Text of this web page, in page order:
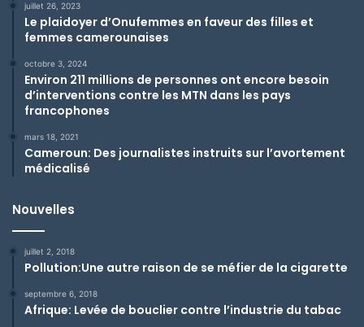
juillet 26, 2023
Le plaidoyer d’Onufemmes en faveur des filles et
femmes camerounaises
octobre 3, 2024
Environ 211 millions de personnes ont encore besoin
d’interventions contre les MTN dans les pays
francophones
mars 18, 2021
Cameroun: Des journalistes instruits sur l’avortement
médicalisé
Nouvelles
juillet 2, 2018
Pollution:Une autre raison de se méfier de la cigarette
septembre 6, 2018
Afrique: Levée de bouclier contre l’industrie du tabac